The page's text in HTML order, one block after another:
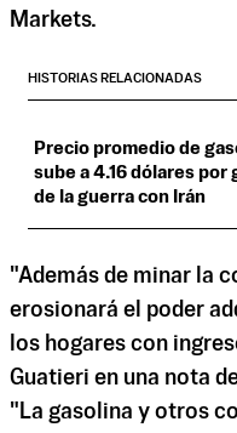
Markets.
HISTORIAS RELACIONADAS
Precio promedio de
sube a 4.16 dólares por
de la guerra con Irán
"Además de minar la
erosionará el poder
los hogares con
Guatieri en una nota
"La gasolina y otros